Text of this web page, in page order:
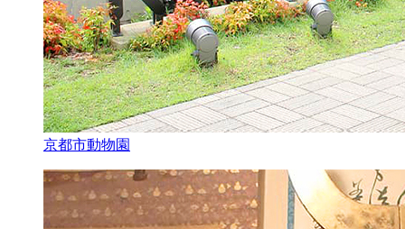
京都市動物園